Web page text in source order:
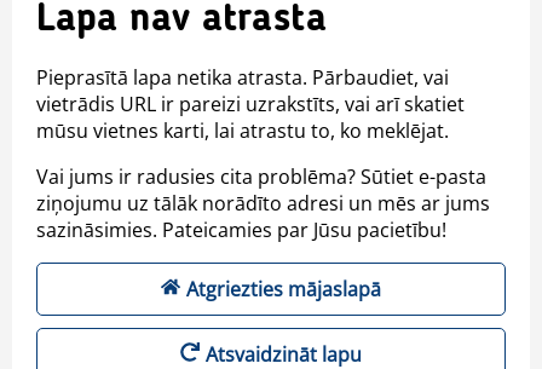
Lapa nav atrasta
Pieprasītā lapa netika atrasta. Pārbaudiet, vai
vietrādis URL ir pareizi uzrakstīts, vai arī skatiet
mūsu vietnes karti, lai atrastu to, ko meklējat.
Vai jums ir radusies cita problēma? Sūtiet e-pasta
ziņojumu uz tālāk norādīto adresi un mēs ar jums
sazināsimies. Pateicamies par Jūsu pacietību!
Atgriezties mājaslapā
Atsvaidzināt lapu